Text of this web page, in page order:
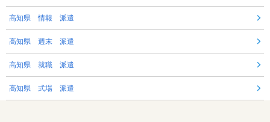
高知県 情報 派遣
高知県 週末 派遣
高知県 就職 派遣
高知県 式場 派遣